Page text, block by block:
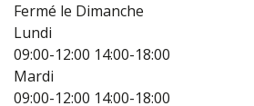
Fermé le Dimanche
Lundi
09:00-12:00 14:00-18:00
Mardi
09:00-12:00 14:00-18:00